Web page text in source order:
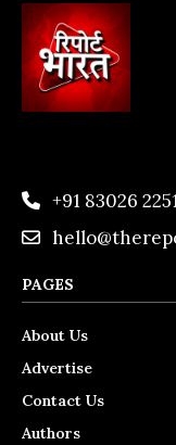
+91 83026
PAGES
About Us
Advertise
Contact Us
Authors